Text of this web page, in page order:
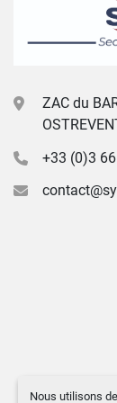
Nous utilisons
ZAC du
+33 (0)3